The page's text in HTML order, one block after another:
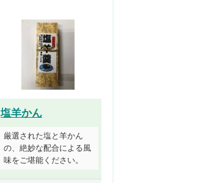
塩羊かん
厳選された塩と羊かん
の、絶妙な配合による風
味をご堪能ください。